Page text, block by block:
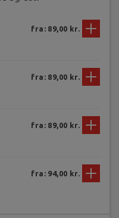
fra: 89,00 kr.
fra: 89,00 kr.
fra: 89,00 kr.
fra: 94,00 kr.